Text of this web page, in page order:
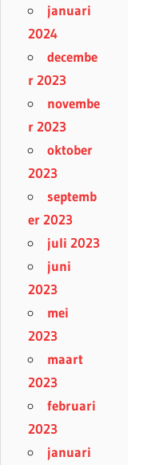
januari
2024
decembe
r 2023
novembe
r 2023
oktober
2023
septemb
er 2023
juli 2023
juni
2023
mei
2023
maart
2023
februari
2023
januari